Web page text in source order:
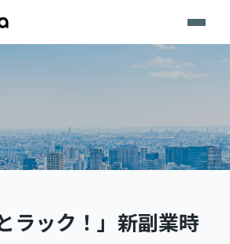
ラック！」新副業時